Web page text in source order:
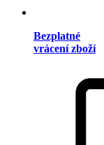
Bezplatné
vrácení zboží